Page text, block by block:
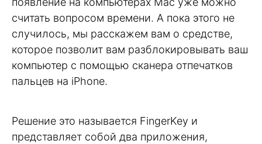
считать вопросом времени. А пока этого не
случилось, мы расскажем вам о средстве,
которое позволит вам разблокировывать ваш
компьютер с помощью сканера отпечатков
пальцев на iPhone.
Решение это называется FingerKey и
представляет собой два приложения,